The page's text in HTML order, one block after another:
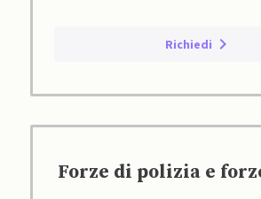
Richiedi
Forze di polizia e